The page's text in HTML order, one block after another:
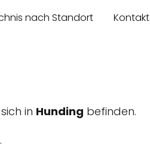
nach Standort Kontakt
in Hunding befinden.
.